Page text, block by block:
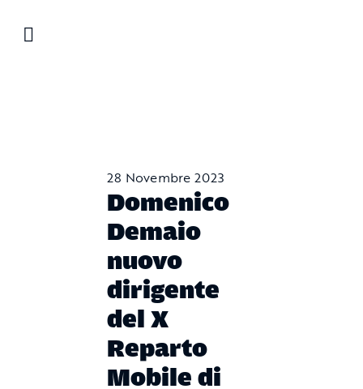
28 Novembre 2023
Domenico
Demaio
nuovo
dirigente
del X
Reparto
Mobile di